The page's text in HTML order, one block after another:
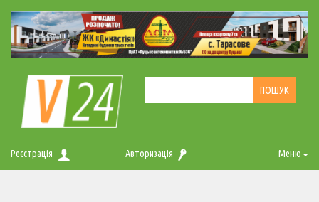
Реєстрація Авторизація Меню